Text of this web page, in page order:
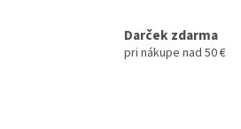
Darček zdarma
pri nákupe nad 50 €